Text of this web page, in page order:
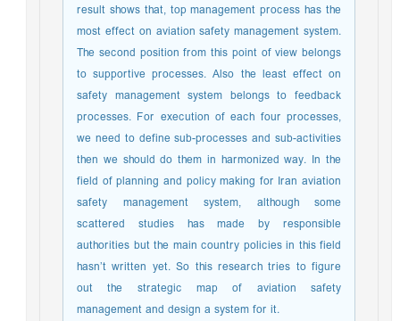
result shows that, top management process has the
most effect on aviation safety management system.
The second position from this point of view belongs
to supportive processes. Also the least effect on
safety management system belongs to feedback
processes. For execution of each four processes,
we need to define sub-processes and sub-activities
then we should do them in harmonized way. In the
field of planning and policy making for Iran aviation
safety management system, although some
scattered studies has made by responsible
authorities but the main country policies in this field
hasn’t written yet. So this research tries to figure
out the strategic map of aviation safety
management and design a system for it.